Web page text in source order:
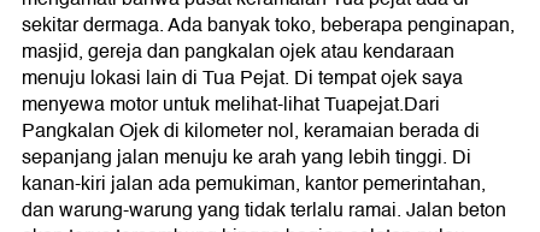
sekitar dermaga. Ada banyak toko, beberapa penginapan,
masjid, gereja dan pangkalan ojek atau kendaraan
menuju lokasi lain di Tua Pejat. Di tempat ojek saya
menyewa motor untuk melihat-lihat Tuapejat.Dari
Pangkalan Ojek di kilometer nol, keramaian berada di
sepanjang jalan menuju ke arah yang lebih tinggi. Di
kanan-kiri jalan ada pemukiman, kantor pemerintahan,
dan warung-warung yang tidak terlalu ramai. Jalan beton